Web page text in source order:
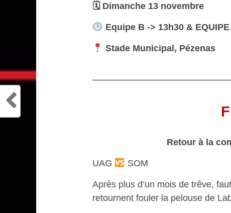
🗓 Dimanche 13 novembre
Equipe B -> 13h30 &
Stade Municipal, Pézenas
Retour à la
UAG
SOM
Après plus d’un mois de trêve,
retournent fouler la pelouse de